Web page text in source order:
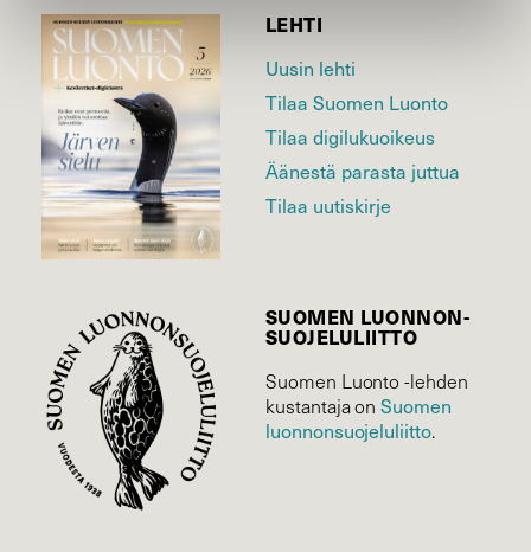
LEHTI
Uusin lehti
Tilaa Suomen Luonto
Tilaa digilukuoikeus
Äänestä parasta juttua
Tilaa uutiskirje
SUOMEN LUONNON­
SUOJELU­LIITTO
Suomen Luonto -lehden
kustantaja onSuomen
luonnonsuojelu­liitto.